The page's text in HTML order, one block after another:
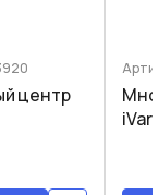
центр